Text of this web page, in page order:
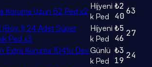
Koruma Uzun 52 Ped x2
Hijyeni
k Ped
₺2
40
63
1) 24 Adet Süper
Ped x3
Hijyeni
k Ped
₺5
46
27
Extra Koruma 104'lü DevGünlü
k Ped
₺3
19
24